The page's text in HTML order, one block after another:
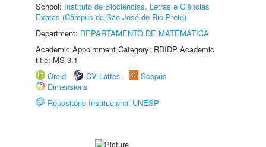
School: Instituto de Biociências, Letras e Ciências
Exatas (Câmpus de São José do Rio Preto)
Department: DEPARTAMENTO DE MATEMÁTICA
Academic Appointment Category: RDIDP Academic
title: MS-3.1
Orcid
CV Lattes
Scopus
Dimensions
Repositório Institucional UNESP